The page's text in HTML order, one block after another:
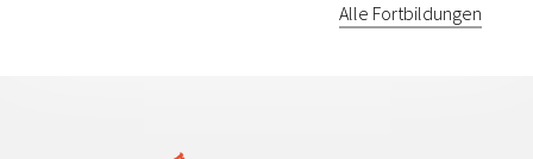
Alle Fortbildungen